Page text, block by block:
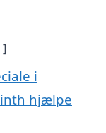
i
hjælpe